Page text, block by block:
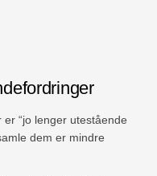
“jo lenger utestående
dem er mindre